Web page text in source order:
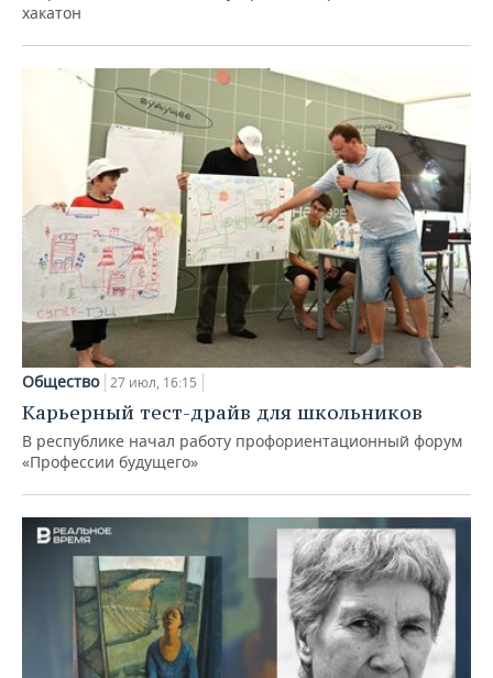
хакатон
Общество 27 июл, 16:15
Карьерный тест-драйв для школьников
В республике начал работу профориентационный форум
«Профессии будущего»